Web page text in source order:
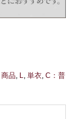
商品, L, 単衣, C：普